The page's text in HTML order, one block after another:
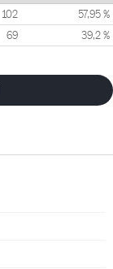
102 57,95 %
69 39,2 %